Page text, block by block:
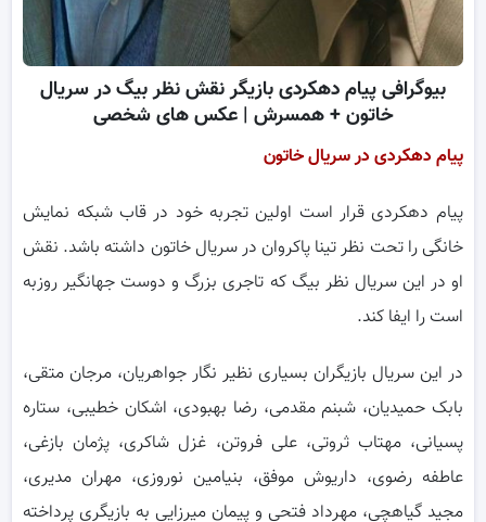
بیوگرافی پیام دهکردی بازیگر نقش نظر بیگ در سریال
خاتون + همسرش | عکس های شخصی
پیام دهکردی در سریال خاتون
پیام دهکردی قرار است اولین تجربه خود در قاب شبکه نمایش
خانگی را تحت نظر تینا پاکروان در سریال خاتون داشته باشد. نقش
او در این سریال نظر بیگ که تاجری بزرگ و دوست جهانگیر روزبه
است را ایفا کند.
در این سریال بازیگران بسیاری نظیر نگار جواهریان، مرجان متقی،
بابک حمیدیان، شبنم مقدمی، رضا بهبودی، اشکان خطیبی، ستاره
پسیانی، مهتاب ثروتی، علی فروتن، غزل شاکری، پژمان بازغی،
عاطفه رضوی، داریوش موفق، بنیامین نوروزی، مهران مدیری،
مجید گیاهچی، مهرداد فتحی و پیمان میرزایی به بازیگری پرداخته